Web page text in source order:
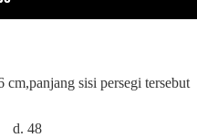
sisi persegi tersebut
d. 48